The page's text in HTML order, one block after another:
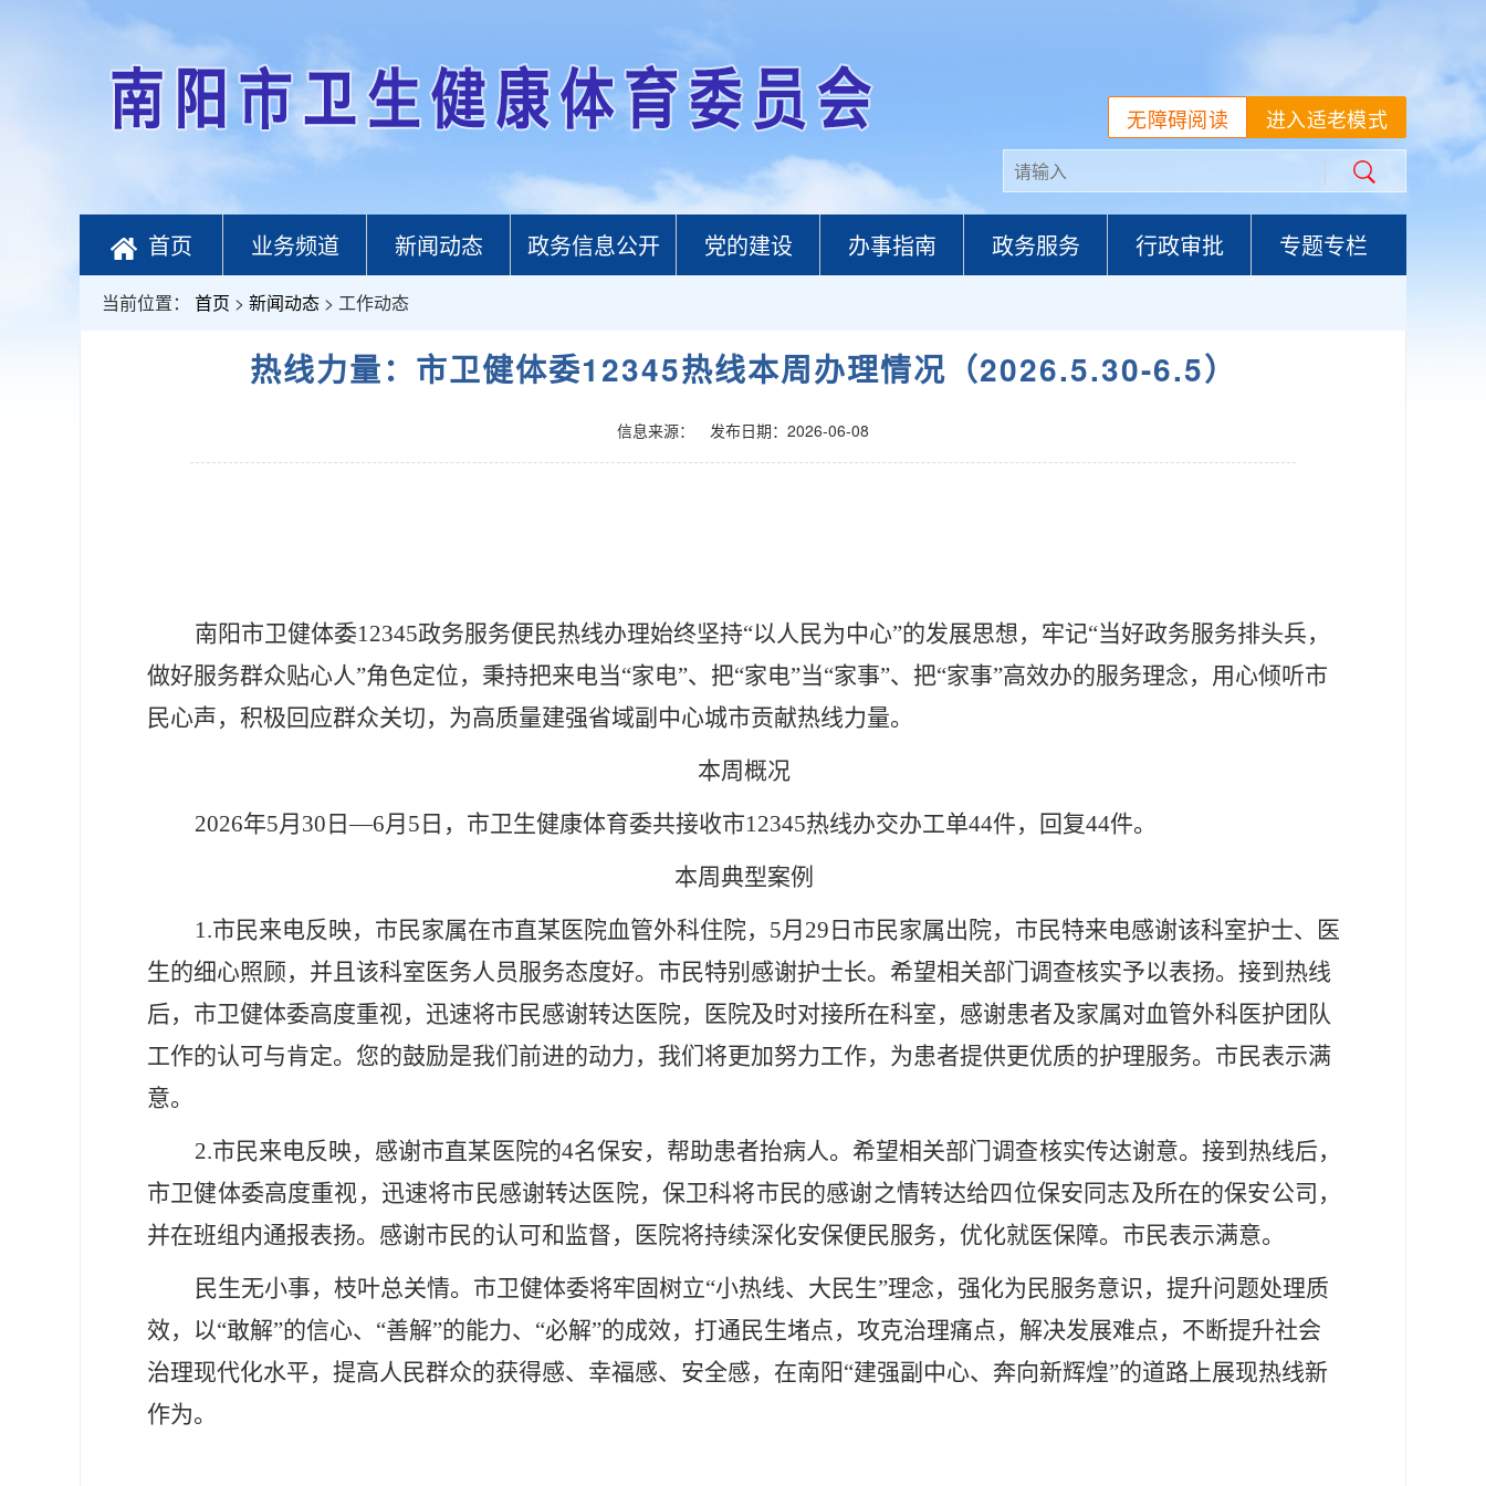
进入适老模式
无障碍阅读
首页 业务频道 新闻动态 政务信息公开 党的建设 办事指南 政务服务 行政审批 专题专栏
当前位置： 首页 > 新闻动态 > 工作动态
热线力量：市卫健体委12345热线本周办理情况（2026.5.30-6.5）
信息来源： 发布日期：2026-06-08
南阳市卫健体委12345政务服务便民热线办理始终坚持“以人民为中心”的发展思想，牢记“当好政务服务排头兵，
做好服务群众贴心人”角色定位，秉持把来电当“家电”、把“家电”当“家事”、把“家事”高效办的服务理念，用心倾听市
民心声，积极回应群众关切，为高质量建强省域副中心城市贡献热线力量。
本周概况
2026年5月30日—6月5日，市卫生健康体育委共接收市12345热线办交办工单44件，回复44件。
本周典型案例
1.市民来电反映，市民家属在市直某医院血管外科住院，5月29日市民家属出院，市民特来电感谢该科室护士、医
生的细心照顾，并且该科室医务人员服务态度好。市民特别感谢护士长。希望相关部门调查核实予以表扬。接到热线
后，市卫健体委高度重视，迅速将市民感谢转达医院，医院及时对接所在科室，感谢患者及家属对血管外科医护团队
工作的认可与肯定。您的鼓励是我们前进的动力，我们将更加努力工作，为患者提供更优质的护理服务。市民表示满
意。
2.市民来电反映，感谢市直某医院的4名保安，帮助患者抬病人。希望相关部门调查核实传达谢意。接到热线后，
市卫健体委高度重视，迅速将市民感谢转达医院，保卫科将市民的感谢之情转达给四位保安同志及所在的保安公司，
并在班组内通报表扬。感谢市民的认可和监督，医院将持续深化安保便民服务，优化就医保障。市民表示满意。
民生无小事，枝叶总关情。市卫健体委将牢固树立“小热线、大民生”理念，强化为民服务意识，提升问题处理质
效，以“敢解”的信心、“善解”的能力、“必解”的成效，打通民生堵点，攻克治理痛点，解决发展难点，不断提升社会
治理现代化水平，提高人民群众的获得感、幸福感、安全感，在南阳“建强副中心、奔向新辉煌”的道路上展现热线新
作为。